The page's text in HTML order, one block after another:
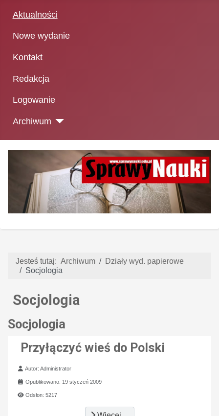
Aktualności
Nowe wydanie
Kontakt
Redakcja
Logowanie
Archiwum
Jesteś tutaj: Archiwum
Działy wyd. papierowe
Socjologia
Socjologia
Socjologia
Przyłączyć wieś do Polski
Szczegóły
Autor:Administrator
Opublikowano: 19 styczeń 2009
Odsłon: 5217